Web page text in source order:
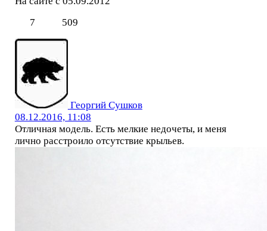
7
509
Георгий Сушков
08.12.2016, 11:08
Отличная модель. Есть мелкие недочеты, и меня
лично расстроило отсутствие крыльев.